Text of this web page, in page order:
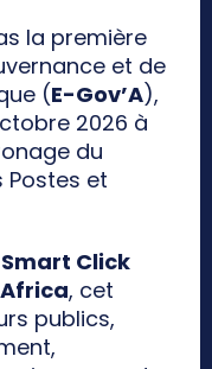
la première
et de
(E-Gov’A),
2026 à
du
Postes et
Smart Click
, cet
publics,